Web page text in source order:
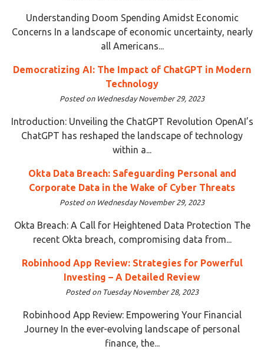
Understanding Doom Spending Amidst Economic
Concerns In a landscape of economic uncertainty, nearly
all Americans...
Democratizing AI: The Impact of ChatGPT in Modern
Technology
Posted on Wednesday November 29, 2023
Introduction: Unveiling the ChatGPT Revolution OpenAI’s
ChatGPT has reshaped the landscape of technology
within a...
Okta Data Breach: Safeguarding Personal and
Corporate Data in the Wake of Cyber Threats
Posted on Wednesday November 29, 2023
Okta Breach: A Call for Heightened Data Protection The
recent Okta breach, compromising data from...
Robinhood App Review: Strategies for Powerful
Investing – A Detailed Review
Posted on Tuesday November 28, 2023
Robinhood App Review: Empowering Your Financial
Journey In the ever-evolving landscape of personal
finance, the...